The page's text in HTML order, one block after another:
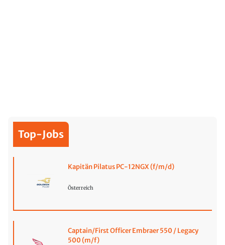
Top-Jobs
Kapitän Pilatus PC-12NGX (f/m/d)
Österreich
Captain/First Officer Embraer 550 / Legacy
500 (m/f)